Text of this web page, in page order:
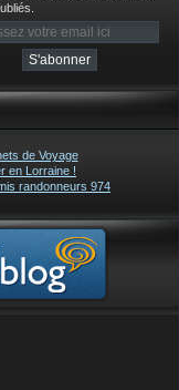
de Voyage
en Lorraine !
randonneurs 974